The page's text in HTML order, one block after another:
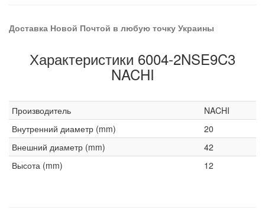
Доставка Новой Почтой в любую точку Украины
Характеристики 6004-2NSE9C3
NACHI
Производитель
NACHI
Внутренний диаметр (mm)
20
Внешний диаметр (mm)
42
Высота (mm)
12